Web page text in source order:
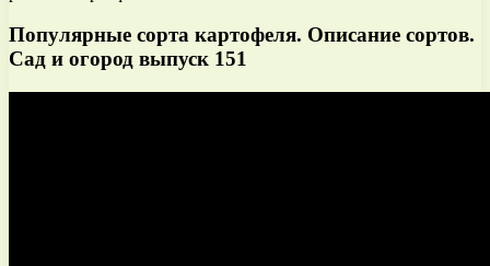
Популярные сорта картофеля. Описание сортов.
Сад и огород выпуск 151